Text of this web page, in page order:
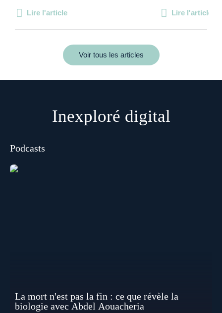
Lire l'article Lire l'article
Voir tous les articles
Inexploré digital
Podcasts
La mort n'est pas la fin : ce que révèle la
biologie avec Abdel Aouacheria